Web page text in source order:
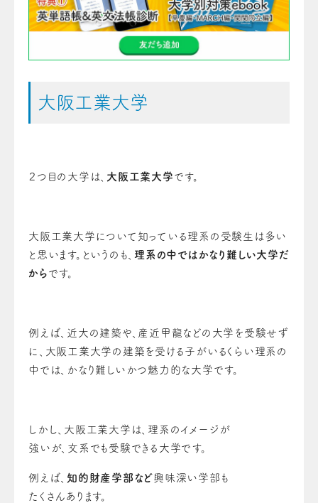
大阪工業大学
２つ目の大学は、 大阪工業大学 です。
大阪工業大学について知っている理系の受験生は多い
と思います。というのも、 理系の中ではかなり難しい大学だ
から です。
例えば、近大の建築や、産近甲龍などの大学を受験せず
に、大阪工業大学の建築を受ける子がいるくらい理系の
中では、かなり難しいかつ魅力的な大学です。
しかし、大阪工業大学は、理系のイメージが
強いが、文系でも受験できる大学です。
例えば、 知的財産学部など興味深い学部も
たくさんあります。